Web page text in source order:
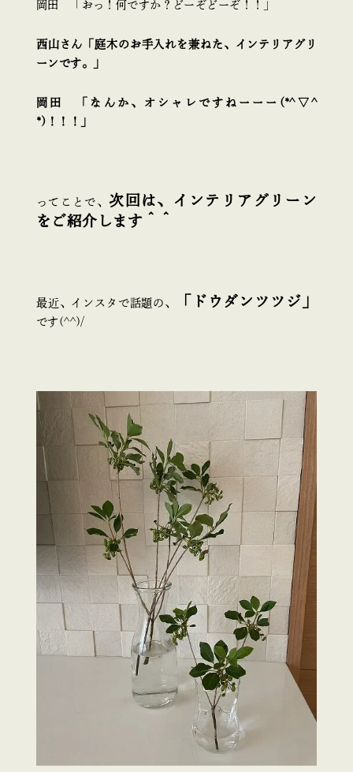
岡田 「おっ！何ですか？どーぞどーぞ！！」
西山さん「庭木のお手入れを兼ねた、インテリアグリ
ーンです。」
岡田 「なんか、オシャレですねーーー(*^▽^
*)！！！」
ってことで、次回は、インテリアグリーン
をご紹介します＾＾
最近、インスタで話題の、 「ドウダンツツジ」
です(^^)/